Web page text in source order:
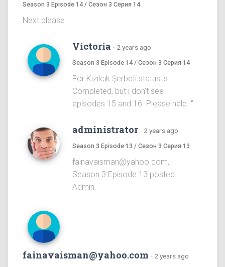
Season 3 Episode 14 / Сезон 3 Серия 14
Next please
Victoria · 2 years ago
Season 3 Episode 14 / Сезон 3 Серия 14
For Kızılcık Şerbeti status is
Completed, but i don't see
episodes 15 and 16. Please help. "
administrator · 2 years ago
Season 3 Episode 13 / Сезон 3 Серия 13
fainavaisman@yahoo.com,
Season 3 Episode 13 posted.
Admin.
fainavaisman@yahoo.com · 2 years ago